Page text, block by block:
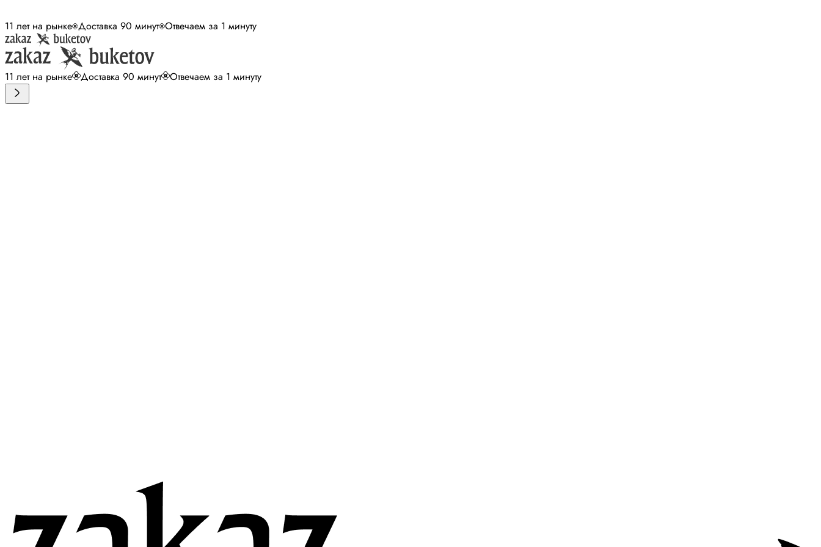
11 лет на рынке Доставка 90 минут Отвечаем за 1 минуту
11 лет на рынке Доставка 90 минут Отвечаем за 1 минуту